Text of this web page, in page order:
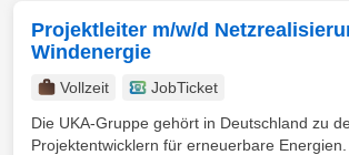
Projektleiter m/w/d
Windenergie
Vollzeit
JobTicket
Die UKA-Gruppe gehört in Deutschland zu
Projektentwicklern für erneuerbare Energien.